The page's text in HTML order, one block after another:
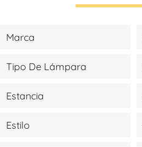
Marca
Tipo De Lámpara
Estancia
Estilo